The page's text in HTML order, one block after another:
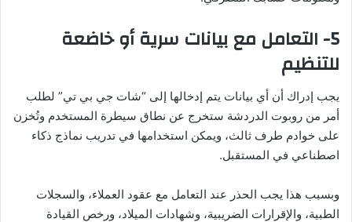
5- التعامل مع بيانات سرية أو خاضعة
للتنظيم
يجب إدراك أن أي بيانات يتم إدخالها إلى “شات جي بي تي” لطلب
أمر من روبوت الدردشة ستخرج عن نطاق سيطرة المستخدم وتُخزن
على خوادم طرف ثالث، ويمكن استخدامها في تدريب نماذج ذكاء
اصطناعي في المستقبل.
وبسبب هذا يجب الحذر عند التعامل مع عقود العملاء، والسجلات
الطبية، والإقرارات الضريبية، وشهادات الميلاد، ورخص القيادة